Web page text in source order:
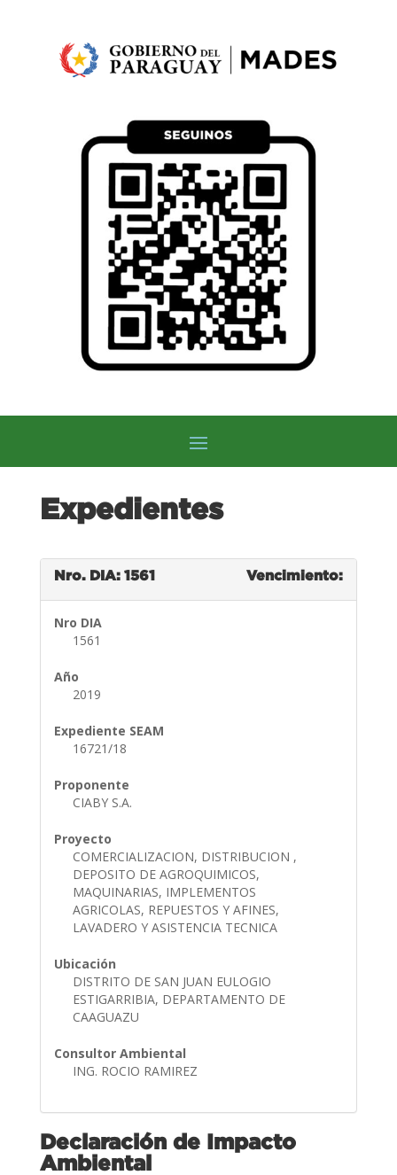
Expedientes
Nro. DIA: 1561 Vencimiento:
Nro DIA
1561
Año
2019
Expediente SEAM
16721/18
Proponente
CIABY S.A.
Proyecto
COMERCIALIZACION, DISTRIBUCION ,
DEPOSITO DE AGROQUIMICOS,
MAQUINARIAS, IMPLEMENTOS
AGRICOLAS, REPUESTOS Y AFINES,
LAVADERO Y ASISTENCIA TECNICA
Ubicación
DISTRITO DE SAN JUAN EULOGIO
ESTIGARRIBIA, DEPARTAMENTO DE
CAAGUAZU
Consultor Ambiental
ING. ROCIO RAMIREZ
Declaración de Impacto
Ambiental